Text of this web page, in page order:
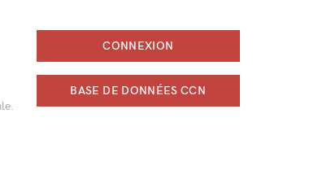
CONNEXION
BASE DE DONNÉES CCN